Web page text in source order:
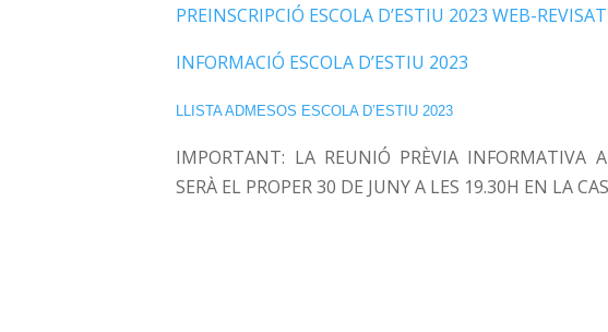
PREINSCRIPCIÓ ESCOLA D’ESTIU 2023 WEB-
INFORMACIÓ ESCOLA D’ESTIU 2023
LLISTA ADMESOS ESCOLA D’ESTIU 2023
IMPORTANT: LA REUNIÓ PRÈVIA INFORMATIVA
SERÀ EL PROPER 30 DE JUNY A LES 19.30H EN LA